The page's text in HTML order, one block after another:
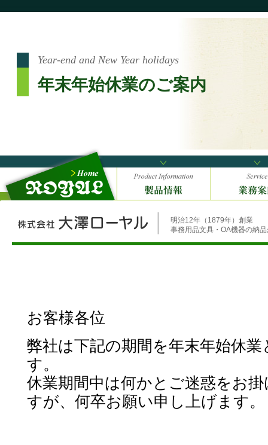
明治12年（1879年）創業
事務用品文具・OA機器の納
Year-end and New Year holidays
年末年始休業のご案内
お客様各位
弊社は下記の期間を年末年始休
す。
休業期間中は何かとご迷惑をお
すが、何卒お願い申し上げます。